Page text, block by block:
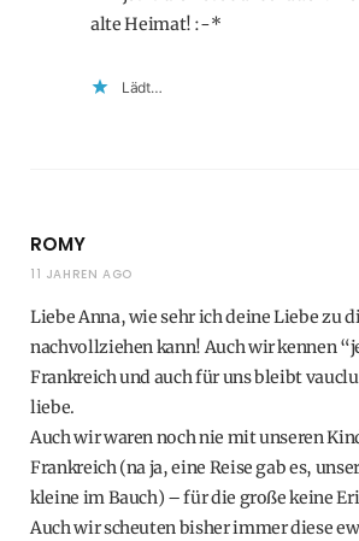
alte Heimat! :-*
Lädt…
ROMY
11 JAHREN AGO
Liebe Anna, wie sehr ich deine Liebe zu
nachvollziehen kann! Auch wir kennen
Frankreich und auch für uns bleibt
liebe.
Auch wir waren noch nie mit unseren
Frankreich (na ja, eine Reise gab es,
kleine im Bauch) – für die große keine
Auch wir scheuten bisher immer diese